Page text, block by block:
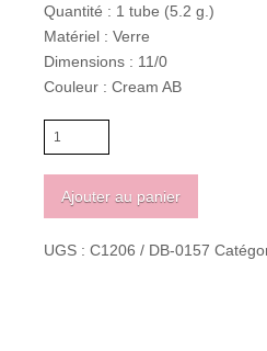
Quantité : 1 tube (5.2 g.)
Matériel : Verre
Dimensions : 11/0
Couleur : Cream AB
quantité
de
delica
Cream
Ajouter au panier
UGS :C1206 / DB-0157